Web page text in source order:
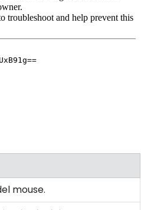
mouse.